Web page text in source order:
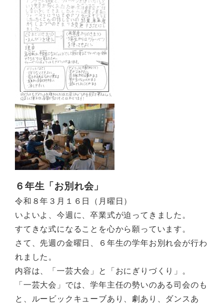
６年生「お別れ会」
令和８年３月１６日（月曜日）
いよいよ、今週に、卒業式が迫ってきました。
すてきな式になることを心から願っています。
さて、先週の金曜日、６年生の学年お別れ会が行わ
れました。
内容は、「一芸大会」と「おにぎりづくり」。
「一芸大会」では、学年主任の勢いのある司会のも
と、ルービックキューブあり、劇あり、ダンスあ